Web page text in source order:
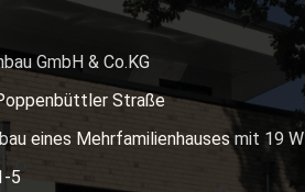
GmbH & Co.KG
Straße
eines Mehrfamilienhauses mit 19
5